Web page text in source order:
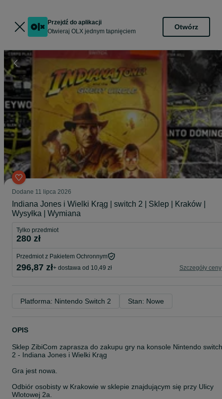
Przejdź do aplikacji
Otwieraj OLX jednym tapnięciem
Otwórz
Dodane 11 lipca 2026
Indiana Jones i Wielki Krąg | switch 2 | Sklep | Kraków |
Wysyłka | Wymiana
Tylko przedmiot
280 zł
Przedmiot z Pakietem Ochronnym
296,87 zł+ dostawa od 10,49 zł Szczegóły ceny
Platforma: Nintendo Switch 2 Stan: Nowe
OPIS
Sklep ZibiCom zaprasza do zakupu gry na konsole Nintendo switch
2 - Indiana Jones i Wielki Krąg
Gra jest nowa.
Odbiór osobisty w Krakowie w sklepie znajdującym się przy Ulicy
Wlotowej 2a.